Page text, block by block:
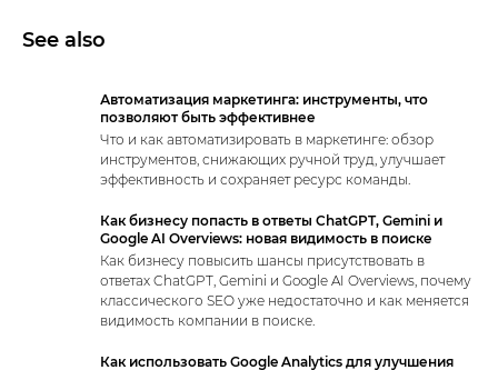
See also
Автоматизация маркетинга: инструменты, что
позволяют быть эффективнее
Что и как автоматизировать в маркетинге: обзор
инструментов, снижающих ручной труд, улучшает
эффективность и сохраняет ресурс команды.
Как бизнесу попасть в ответы ChatGPT, Gemini и
Google AI Overviews: новая видимость в поиске
Как бизнесу повысить шансы присутствовать в
ответах ChatGPT, Gemini и Google AI Overviews, почему
классического SEO уже недостаточно и как меняется
видимость компании в поиске.
Как использовать Google Analytics для улучшения